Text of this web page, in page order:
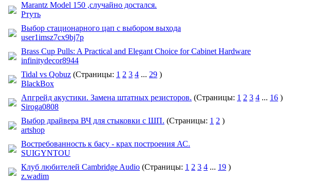
Marantz Model 150 ,случайно достался.
Ртуть
Выбор стационарного цап с выбором выхода
user1imsz7cx9bj7p
Brass Cup Pulls: A Practical and Elegant Choice for Cabinet Hardware
infinitydecor8944
Tidal vs Qobuz (Страницы: 1 2 3 4 ... 29 )
BlackBox
Апгрейд акустики. Замена штатных резисторов. (Страницы: 1 2 3 4 ... 16 )
Siroga0808
Выбор драйвера ВЧ для стыковки с ШП. (Страницы: 1 2 )
artshop
Востребованность к басу - крах построения АС.
SUIGYNTOU
Клуб любителей Cambridge Audio (Страницы: 1 2 3 4 ... 19 )
z.wadim